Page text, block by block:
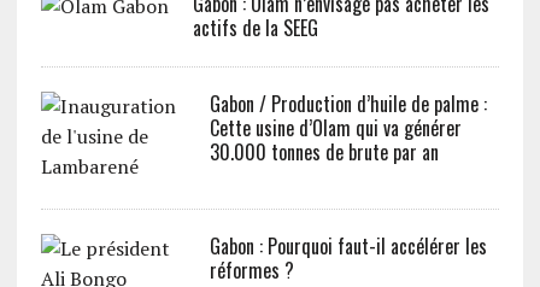
actifs de la SEEG
Gabon / Production d’huile de palme :
Cette usine d’Olam qui va générer
30.000 tonnes de brute par an
Gabon : Pourquoi faut-il accélérer les
réformes ?